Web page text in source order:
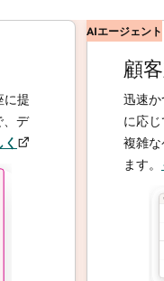
AIエージェント
顧客
迅速かつ正
に応じて
複雑なケ
ます。もっ